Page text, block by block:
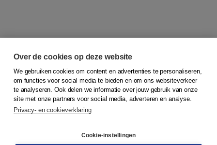
© 2026Koninklijke Boom uitgevers
Klantenservice
Service & informatie
Contact
Over de cookies op deze website
We gebruiken cookies om content en advertenties te personaliseren,
om functies voor social media te bieden en om ons websiteverkeer
te analyseren. Ook delen we informatie over jouw gebruik van onze
site met onze partners voor social media, adverteren en analyse.
Privacy- en cookieverklaring
Cookie-instellingen